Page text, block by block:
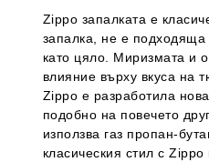
Zippo запалката е
запалка, не е
като цяло. Миризмата и
влияние върху вкуса на
Zippo е разработила
подобно на повечето
използва газ пропан-
класическия стил с